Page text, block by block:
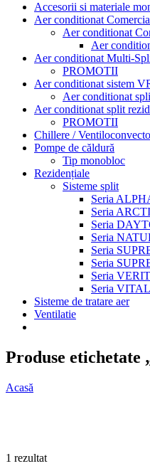
Accesorii si materiale
Aer conditionat
Aer conditionat
Aer
Aer conditionat Multi-
PROMOTII
Aer conditionat sistem
Aer conditionat
Aer conditionat split
PROMOTII
Chillere /
Pompe de căldură
Tip monobloc
Rezidențiale
Sisteme split
Seria
Seria
Seria
Seria
Seria
Seria
Seria
Seria VITAL
Sisteme de tratare aer
Ventilatie
Produse etichetate
Acasă
1 rezultat